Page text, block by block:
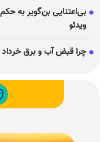
بی‌اعتنایی بن‌گویر به حکم
ویدئو
چرا قبض آب و برق خرداد و تیر ماه ۳ تا ۴